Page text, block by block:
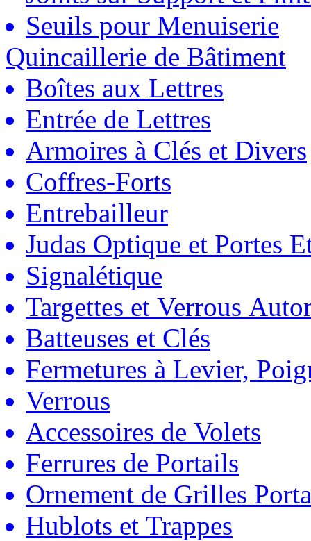
Seuils pour Menuiserie
Quincaillerie de Bâtiment
Boîtes aux Lettres
Entrée de Lettres
Armoires à Clés et Divers
Coffres-Forts
Entrebailleur
Judas Optique et Portes
Signalétique
Targettes et Verrous
Batteuses et Clés
Fermetures à Levier,
Verrous
Accessoires de Volets
Ferrures de Portails
Ornement de Grilles
Hublots et Trappes